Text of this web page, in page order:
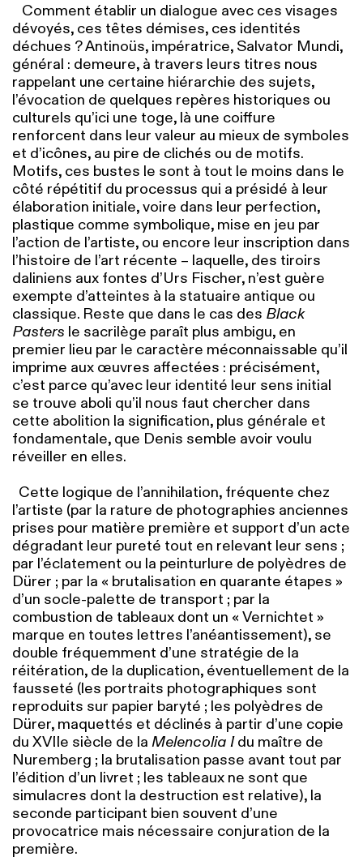
Comment établir un dialogue avec ces visages
dévoyés, ces têtes démises, ces identités
déchues ? Antinoüs, impératrice, Salvator Mundi,
général : demeure, à travers leurs titres nous
rappelant une certaine hiérarchie des sujets,
l’évocation de quelques repères historiques ou
culturels qu’ici une toge, là une coiffure
renforcent dans leur valeur au mieux de symboles
et d’icônes, au pire de clichés ou de motifs.
Motifs, ces bustes le sont à tout le moins dans le
côté répétitif du processus qui a présidé à leur
élaboration initiale, voire dans leur perfection,
plastique comme symbolique, mise en jeu par
l’action de l’artiste, ou encore leur inscription dans
l’histoire de l’art récente – laquelle, des tiroirs
daliniens aux fontes d’Urs Fischer, n’est guère
exempte d’atteintes à la statuaire antique ou
classique. Reste que dans le cas des Black
Pasters le sacrilège paraît plus ambigu, en
premier lieu par le caractère méconnaissable qu’il
imprime aux œuvres affectées : précisément,
c’est parce qu’avec leur identité leur sens initial
se trouve aboli qu’il nous faut chercher dans
cette abolition la signification, plus générale et
fondamentale, que Denis semble avoir voulu
réveiller en elles.
Cette logique de l’annihilation, fréquente chez
l’artiste (par la rature de photographies anciennes
prises pour matière première et support d’un acte
dégradant leur pureté tout en relevant leur sens ;
par l’éclatement ou la peinturlure de polyèdres de
Dürer ; par la « brutalisation en quarante étapes »
d’un socle-palette de transport ; par la
combustion de tableaux dont un « Vernichtet »
marque en toutes lettres l’anéantissement), se
double fréquemment d’une stratégie de la
réitération, de la duplication, éventuellement de la
fausseté (les portraits photographiques sont
reproduits sur papier baryté ; les polyèdres de
Dürer, maquettés et déclinés à partir d’une copie
du XVIIe siècle de laMelencolia Idu maître de
Nuremberg ; la brutalisation passe avant tout par
l’édition d’un livret ; les tableaux ne sont que
simulacres dont la destruction est relative), la
seconde participant bien souvent d’une
provocatrice mais nécessaire conjuration de la
première.